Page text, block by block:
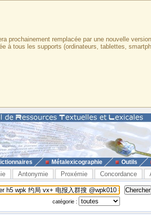
prochainement remplacée par une nouvelle
à tous les supports (ordinateurs, tablettes,
Métalexicographie Outils
Antonymie Proxémie Concordance
catégorie :